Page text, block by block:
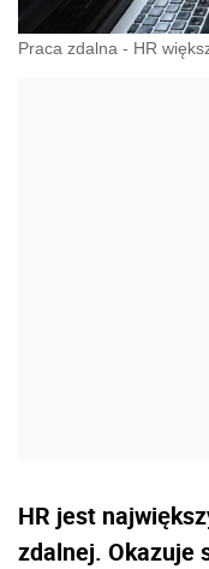
Praca zdalna - HR
HR jest
zdalnej. Okazuje